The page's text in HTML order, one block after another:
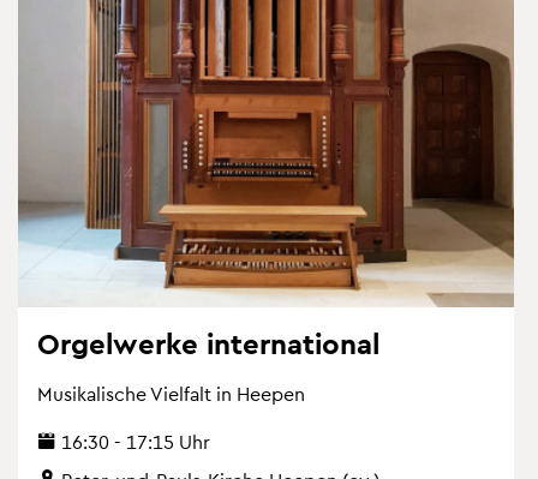
Or­gel­wer­ke in­ter­na­tio­nal
Mu­si­ka­li­sche Viel­falt in Hee­pen
16:30 - 17:15 Uhr